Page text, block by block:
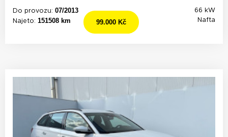
Do provozu: 07/2013
Najeto: 151508 km
66 kW
Nafta
99.000 Kč